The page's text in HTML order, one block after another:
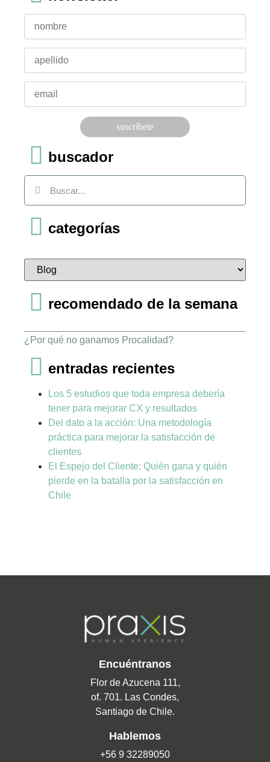
Por favor, deja este campo vacío.
buscador
categorías
recomendado de la semana
¿Por qué no ganamos Procalidad?
entradas recientes
Los 5 estudios que toda empresa debería
tener para mejorar CX y resultados
Del dato a la acción: Una metodología
práctica para mejorar la satisfacción de
clientes
El Espejo del Cliente: Quién gana y quién
pierde en la batalla por la satisfacción en
Chile
Encuéntranos
Flor de Azucena 111,
of. 701. Las Condes,
Santiago de Chile.
Hablemos
+56 9 32289050